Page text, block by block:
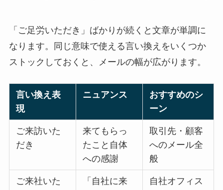
「ご足労いただき」ばかりが続くと文章が単調に
なります。同じ意味で使える言い換えをいくつか
ストックしておくと、メールの幅が広がります。
言い換え表
現
ニュアンス
おすすめのシ
ーン
ご来訪いた
だき
来てもらっ
たこと自体
への感謝
取引先・顧客
へのメール全
般
ご来社いた
「自社に来
自社オフィス